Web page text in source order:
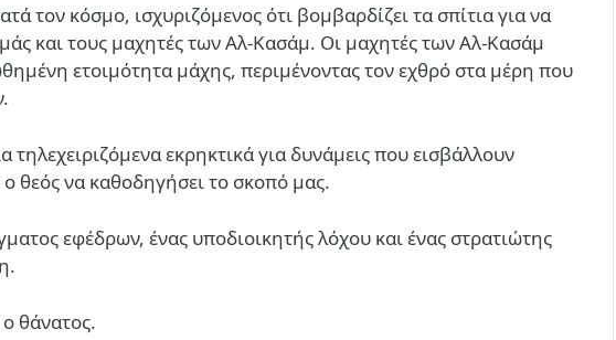
τον κόσμο, ισχυριζόμενος ότι βομβαρδίζει τα σπίτια για να
και τους μαχητές των Αλ-Κασάμ. Οι μαχητές των Αλ-Κασάμ
ετοιμότητα μάχης, περιμένοντας τον εχθρό στα μέρη που
τηλεχειριζόμενα εκρηκτικά για δυνάμεις που εισβάλλουν
θεός να καθοδηγήσει το σκοπό μας.
εφέδρων, ένας υποδιοικητής λόχου και ένας στρατιώτης
θάνατος.